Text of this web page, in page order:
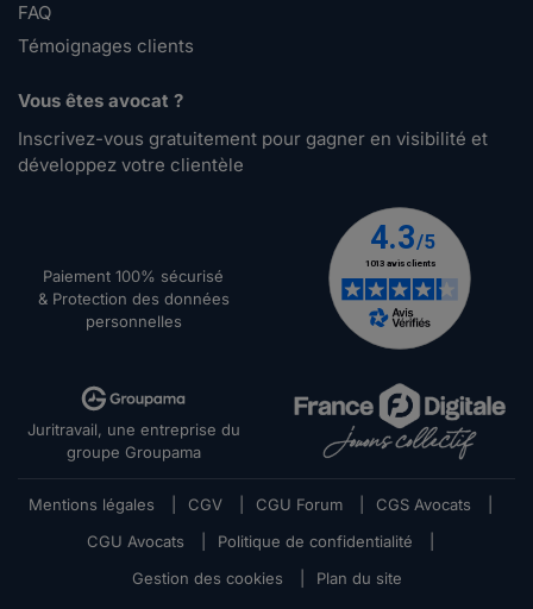
FAQ
Témoignages clients
Vous êtes avocat ?
Inscrivez-vous gratuitement pour gagner en visibilité et
développez votre clientèle
Paiement 100% sécurisé
& Protection des données
personnelles
Juritravail, une entreprise du
groupe Groupama
Mentions légales CGV CGU Forum CGS Avocats
CGU Avocats
Politique de confidentialité
Gestion des cookies
Plan du site